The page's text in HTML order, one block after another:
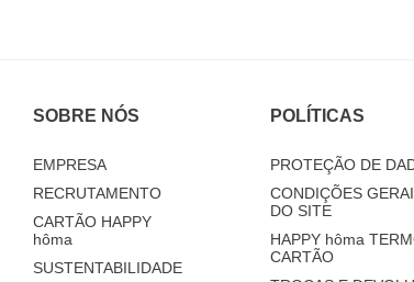
SOBRE NÓS
EMPRESA
RECRUTAMENTO
CARTÃO HAPPY
hôma
SUSTENTABILIDADE
POLÍTICAS
PROTEÇÃO DE
CONDIÇÕES
DO SITE
HAPPY hôma
CARTÃO